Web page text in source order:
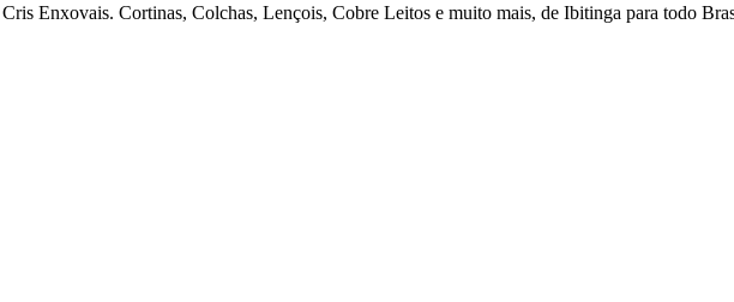
Cris Enxovais. Cortinas, Colchas, Lençois, Cobre Leitos e muito mais, de Ibitinga para todo